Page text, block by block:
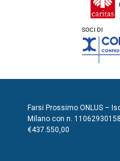
SOCI DI
Farsi Prossimo ONLUS –
Milano con n.
€437.550,00